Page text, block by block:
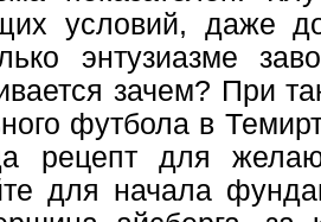
условий, даже
энтузиазме
зачем? При
футбола в
рецепт для
для начала